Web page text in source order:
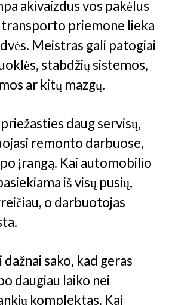
akivaizdus vos pakėlus
priemone lieka
Meistras gali patogiai
stabdžių sistemos,
ar kitų mazgų.
daug servisų,
remonto darbuose,
įrangą. Kai automobilio
iš visų pusių,
o darbuotojas
sako, kad geras
daugiau laiko nei
komplektas. Kai